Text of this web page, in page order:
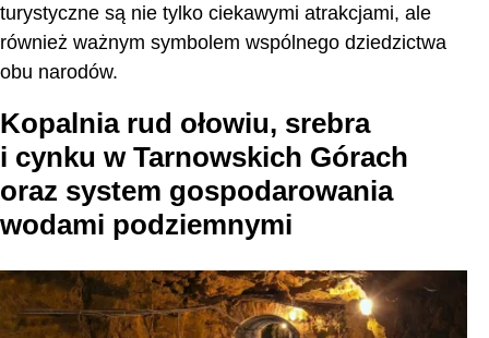
turystyczne są nie tylko ciekawymi atrakcjami, ale
również ważnym symbolem wspólnego dziedzictwa
obu narodów.
Kopalnia rud ołowiu, srebra
i cynku w Tarnowskich Górach
oraz system gospodarowania
wodami podziemnymi